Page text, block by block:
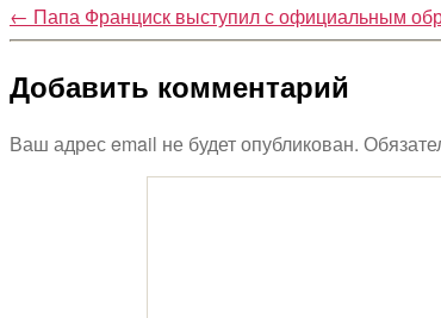
← Папа Франциск выступил с официальным
Добавить комментарий
Ваш адрес email не будет опубликован.